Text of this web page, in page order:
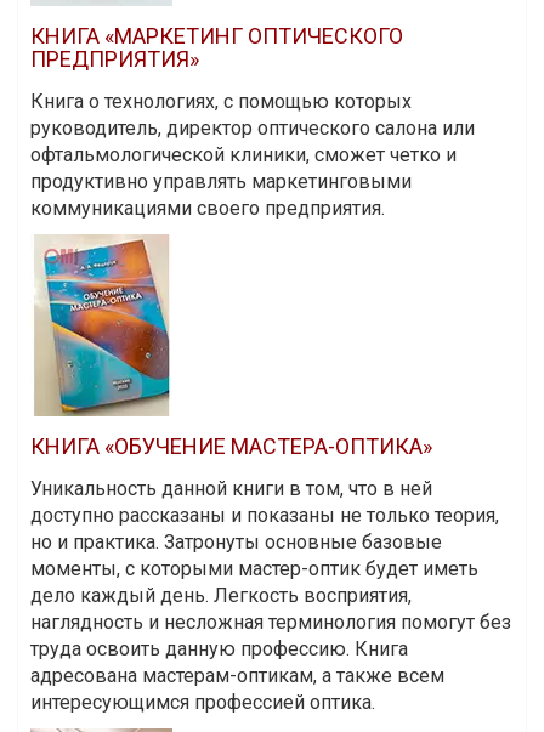
КНИГА «МАРКЕТИНГ ОПТИЧЕСКОГО
ПРЕДПРИЯТИЯ»
Книга о технологиях, с помощью которых
руководитель, директор оптического салона или
офтальмологической клиники, сможет четко и
продуктивно управлять маркетинговыми
коммуникациями своего предприятия.
КНИГА «ОБУЧЕНИЕ МАСТЕРА-ОПТИКА»
Уникальность данной книги в том, что в ней
доступно рассказаны и показаны не только теория,
но и практика. Затронуты основные базовые
моменты, с которыми мастер-оптик будет иметь
дело каждый день. Легкость восприятия,
наглядность и несложная терминология помогут без
труда освоить данную профессию. Книга
адресована мастерам-оптикам, а также всем
интересующимся профессией оптика.